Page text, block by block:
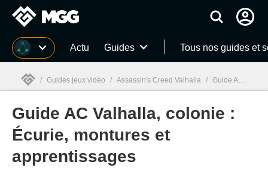
MGG Actu Guides Tous nos guides et
MGG
/ Guides jeux vidéo / Assassin's Creed Valhalla / Guide AC Valhalla, colonie : Écurie, montures et apprentissages
Guide AC Valhalla, colonie :
Écurie, montures et
apprentissages